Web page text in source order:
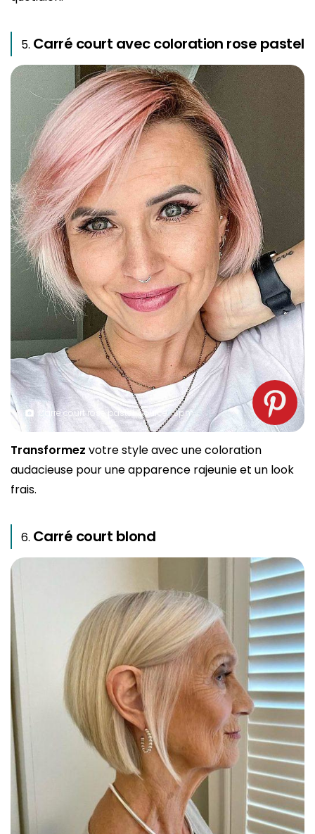
Carré court avec coloration rose pastel
Carré court rose pastel. Source : Spm
Transformez votre style avec une coloration
audacieuse pour une apparence rajeunie et un look
frais.
Carré court blond